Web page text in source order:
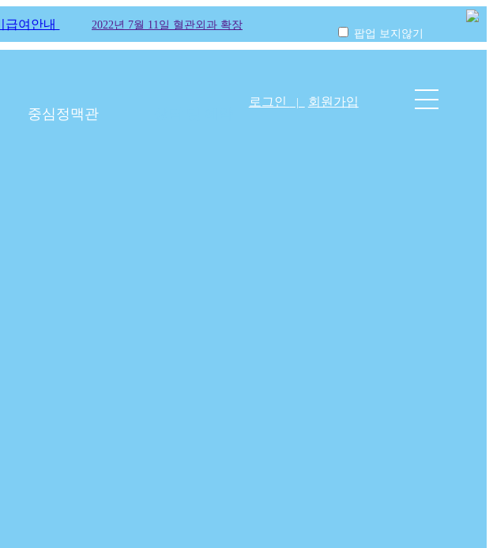
급여안내
지 리뉴얼 2022년 7월 11일 혈관외과 확장 2021년 1월 11일 삼성서울유외
팝업 보지않기
중심정맥관
로그인 회원가입